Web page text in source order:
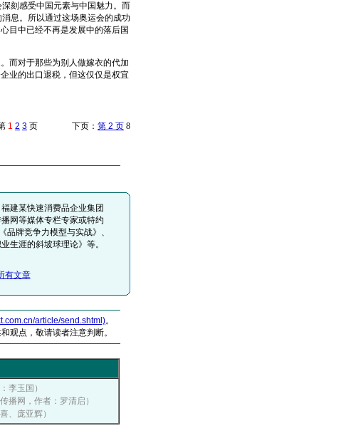
刻感受中国元素与中国魅力。而
息。所以通过这场奥运会的成功
目中已经不再是发展中的落后国
而对于那些为别人做嫁衣的代加
业的出口退税，但这仅仅是权宜
1 2 3 页 下页： 第 2 页 8
建某快速消费品企业集团
网等媒体专栏专家或特约
品牌竞争力模型与实战》、
生涯的斜坡球理论》等。
有文章
article/send.shtml)。
观点，敬请读者注意判断。
李玉国）
播网，作者：罗清启）
、庞亚辉）